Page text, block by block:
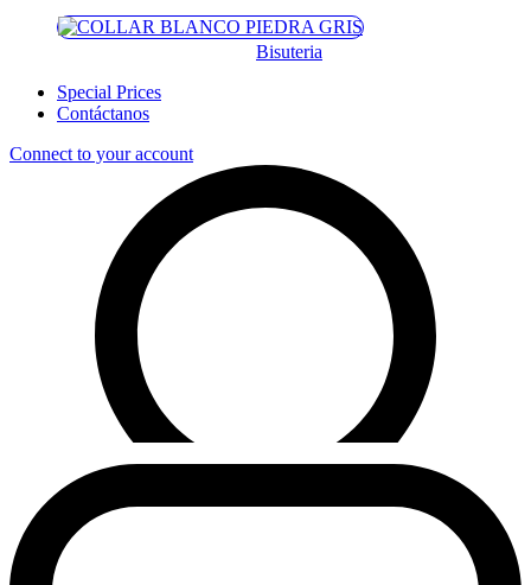
Bisuteria
Special Prices
Contáctanos
Connect to your account